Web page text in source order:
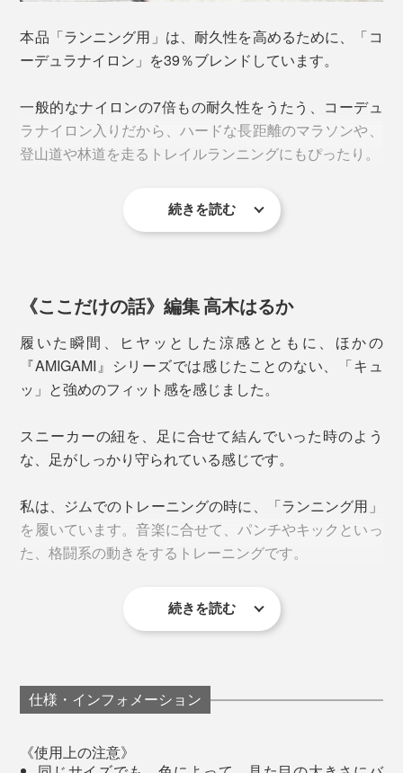
そもそも、和紙は、多孔質構造。目に見えないほど、微
糸です。
ンターで撮影した顕微鏡写真
裏の汗をいっぱい吸って、どんどん逃がしてくれるか
ら、ムレも、ベタつきも、ずっと少なく感じるはず。
「靴下のジメジメが気にならない」
ンの世界で広めたい」と、意気投合した、大福製紙（美
濃市）と東洋繊維（関市）が協力して開発へ。
『AMIGAMI』は、大福製紙が細くて頑丈な和紙糸を、
東洋繊維が靴下編み機を、それぞれ40年以上、研究して
すが、『AMIGAMI』は、一般的なコットン製靴下の2倍
本品「ランニング用」は、耐久性を高めるために、「コ
ーデュラナイロン」を39％ブレンドしています。
一般的なナイロンの7倍もの耐久性をうたう、コーデュ
ラナイロン入りだから、ハードな長距離のマラソンや、
登山道や林道を走るトレイルランニングにもぴったり。
さらに、足首を覆うことで、かかとの擦れをカバーして
くれます。
続きを読む
《ここだけの話》編集 高木はるか
履いた瞬間、ヒヤッとした涼感とともに、ほかの
『AMIGAMI』シリーズでは感じたことのない、「キュ
ッ」と強めのフィット感を感じました。
スニーカーの紐を、足に合せて結んでいった時のよう
な、足がしっかり守られている感じです。
私は、ジムでのトレーニングの時に、「ランニング用」
を履いています。音楽に合せて、パンチやキックといっ
た、格闘系の動きをするトレーニングです。
たった45分なのですが、前や横へ、すばやくステップを
続きを読む
仕様・インフォメーション
《使用上の注意》